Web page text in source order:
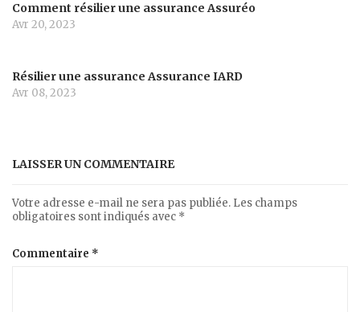
Comment résilier une assurance Assuréo
Avr 20, 2023
Résilier une assurance Assurance IARD
Avr 08, 2023
LAISSER UN COMMENTAIRE
Votre adresse e-mail ne sera pas publiée. Les champs
obligatoires sont indiqués avec *
Commentaire *